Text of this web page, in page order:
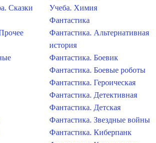
Сказки
Учеба. Химия
Фантастика
Фантастика. Альтернативная
история
Фантастика. Боевик
Фантастика. Боевые роботы
Фантастика. Героическая
Фантастика. Детективная
Фантастика. Детская
Фантастика. Звездные войны
Фантастика. Киберпанк